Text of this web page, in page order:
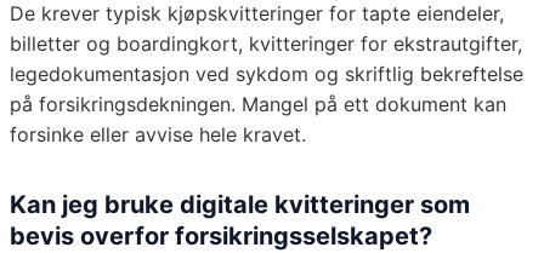
De krever typisk kjøpskvitteringer for tapte eiendeler,
billetter og boardingkort, kvitteringer for ekstrautgifter,
legedokumentasjon ved sykdom og skriftlig bekreftelse
på forsikringsdekningen. Mangel på ett dokument kan
forsinke eller avvise hele kravet.
Kan jeg bruke digitale kvitteringer som
bevis overfor forsikringsselskapet?